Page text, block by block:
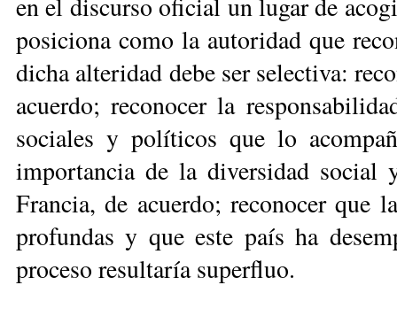
posiciona como la autoridad que
dicha alteridad debe ser selectiva:
acuerdo; reconocer la
sociales y políticos que lo
importancia de la diversidad social
Francia, de acuerdo; reconocer que
profundas y que este país ha
proceso resultaría superfluo.